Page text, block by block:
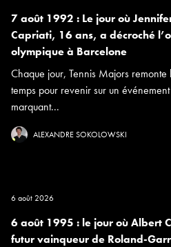
7 août 1992 : Le jour où
Capriati, 16 ans, a décroché
olympique à Barcelone
Chaque jour, Tennis Majors remonte
temps pour revenir sur un événement
marquant...
ALEXANDRE SOKOLOWSKI
6 août 2026
6 août 1995 : le jour où Albert
futur vainqueur de Roland-